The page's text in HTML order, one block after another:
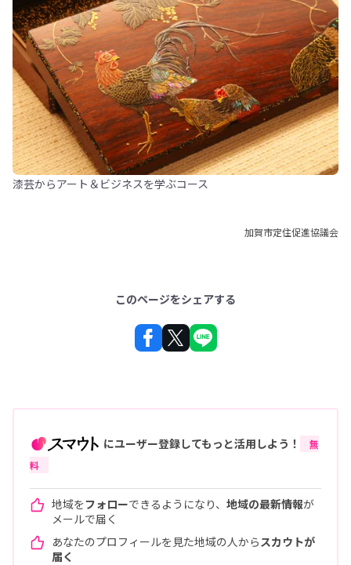
漆芸からアート＆ビジネスを学ぶコース
加賀市定住促進協議会
このページをシェアする
にユーザー登録してもっと活用しよう！
無
料
地域をフォローできるようになり、 地域の最新情報が
メールで届く
あなたのプロフィールを見た地域の人から スカウトが
届く